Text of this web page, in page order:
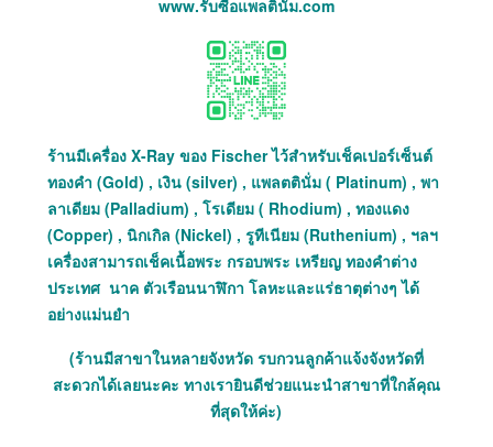
www.รับซื้อแพลตินั่ม.com
ร้านมีเครื่อง X-Ray ของ Fischer ไว้สำหรับเช็คเปอร์เซ็นต์
ทองคำ (Gold) , เงิน (silver) , แพลตตินั่ม ( Platinum) , พา
ลาเดียม (Palladium) , โรเดียม ( Rhodium) , ทองแดง
(Copper) , นิกเกิล (Nickel) , รูทีเนียม (Ruthenium) , ฯลฯ
เครื่องสามารถเช็คเนื้อพระ กรอบพระ เหรียญ ทองคำต่าง
ประเทศ นาค ตัวเรือนนาฬิกา โลหะและแร่ธาตุต่างๆ ได้
อย่างแม่นยำ
(ร้านมีสาขาในหลายจังหวัด รบกวนลูกค้าแจ้งจังหวัดที่
สะดวกได้เลยนะคะ ทางเรายินดีช่วยแนะนำสาขาที่ใกล้คุณ
ที่สุดให้ค่ะ)